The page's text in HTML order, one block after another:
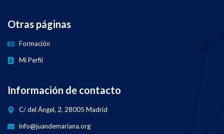
Otras páginas
Formación
Mi Perfil
Información de contacto
C/ del Ángel, 2, 28005 Madrid
info@juandemariana.org